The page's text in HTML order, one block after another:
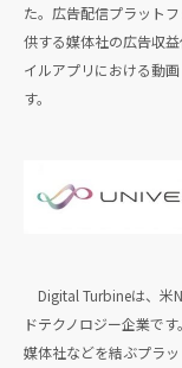
た。広告配信プラット
供する媒体社の広告収
イルアプリにおける動
す。
Digital Turbineは、米
ドテクノロジー企業で
媒体社などを結ぶプラ